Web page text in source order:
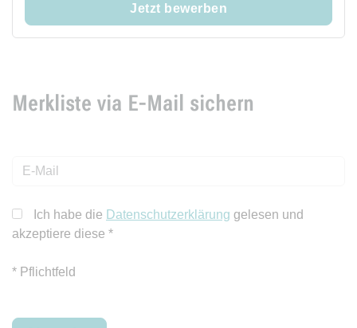
Jetzt bewerben
Merkliste via E-Mail sichern
Ich habe die Datenschutzerklärung gelesen und
akzeptiere diese *
* Pflichtfeld